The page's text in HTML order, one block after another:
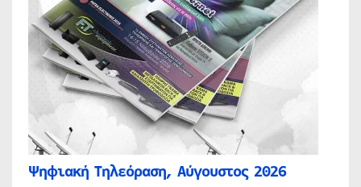
Ψηφιακή Τηλεόραση, Αύγουστος 2026